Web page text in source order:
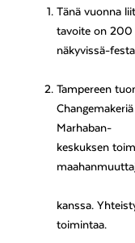
Tänä vuonna
tavoite on 200
näkyvissä-
Tampereen
Marhaban-
keskuksen
kanssa.
toimintaa.